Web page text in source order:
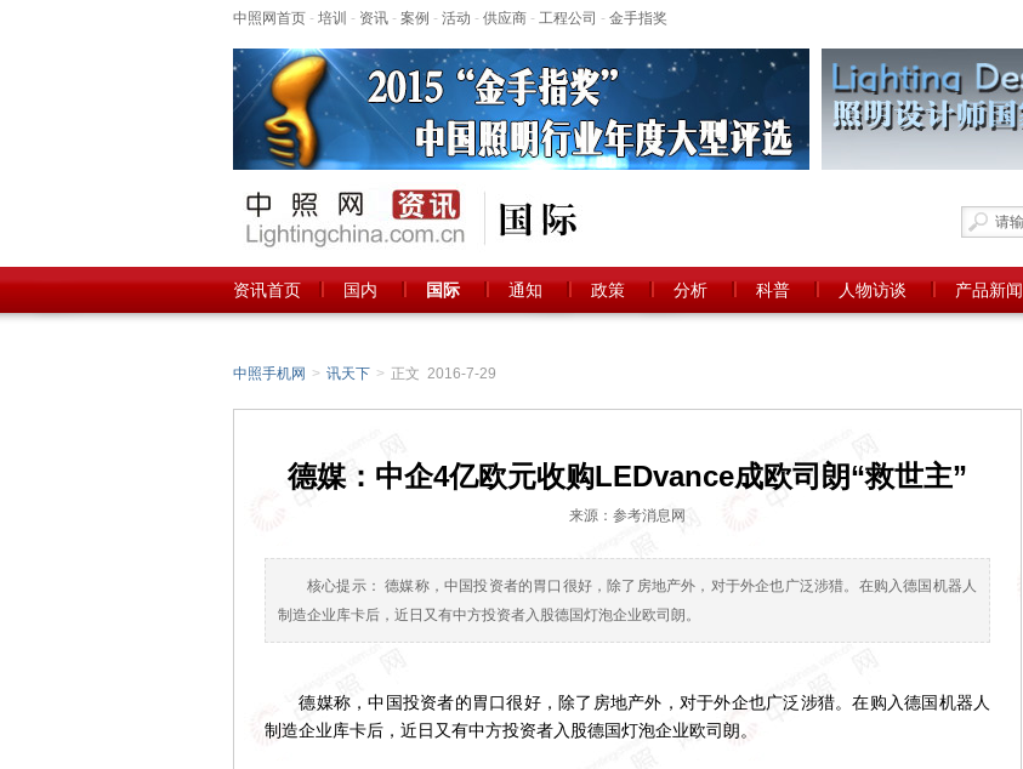
中照网首页 - 培训 - 资讯 - 案例 - 活动 - 供应商 - 工程公司 - 金手指奖
资讯首页 国内 国际 通知 政策 分析 科普 人物访谈 产品新闻
中照手机网 > 讯天下 > 正文 2016-7-29
德媒：中企4亿欧元收购LEDvance成欧司朗“救世主”
来源：参考消息网
核心提示： 德媒称，中国投资者的胃口很好，除了房地产外，对于外企也广泛涉猎。在购入德国机器人
制造企业库卡后，近日又有中方投资者入股德国灯泡企业欧司朗。
德媒称，中国投资者的胃口很好，除了房地产外，对于外企也广泛涉猎。在购入德国机器人
制造企业库卡后，近日又有中方投资者入股德国灯泡企业欧司朗。